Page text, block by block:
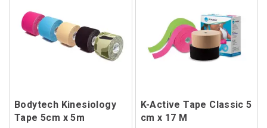
Bodytech Kinesiology
Tape 5cm x 5m
K-Active Tape Classic 5
cm x 17 M